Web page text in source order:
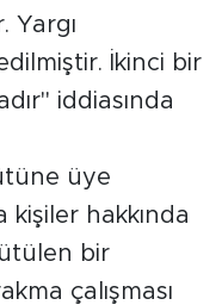
Yargı
İkinci bir
iddiasında
üye
hakkında
bir
çalışması